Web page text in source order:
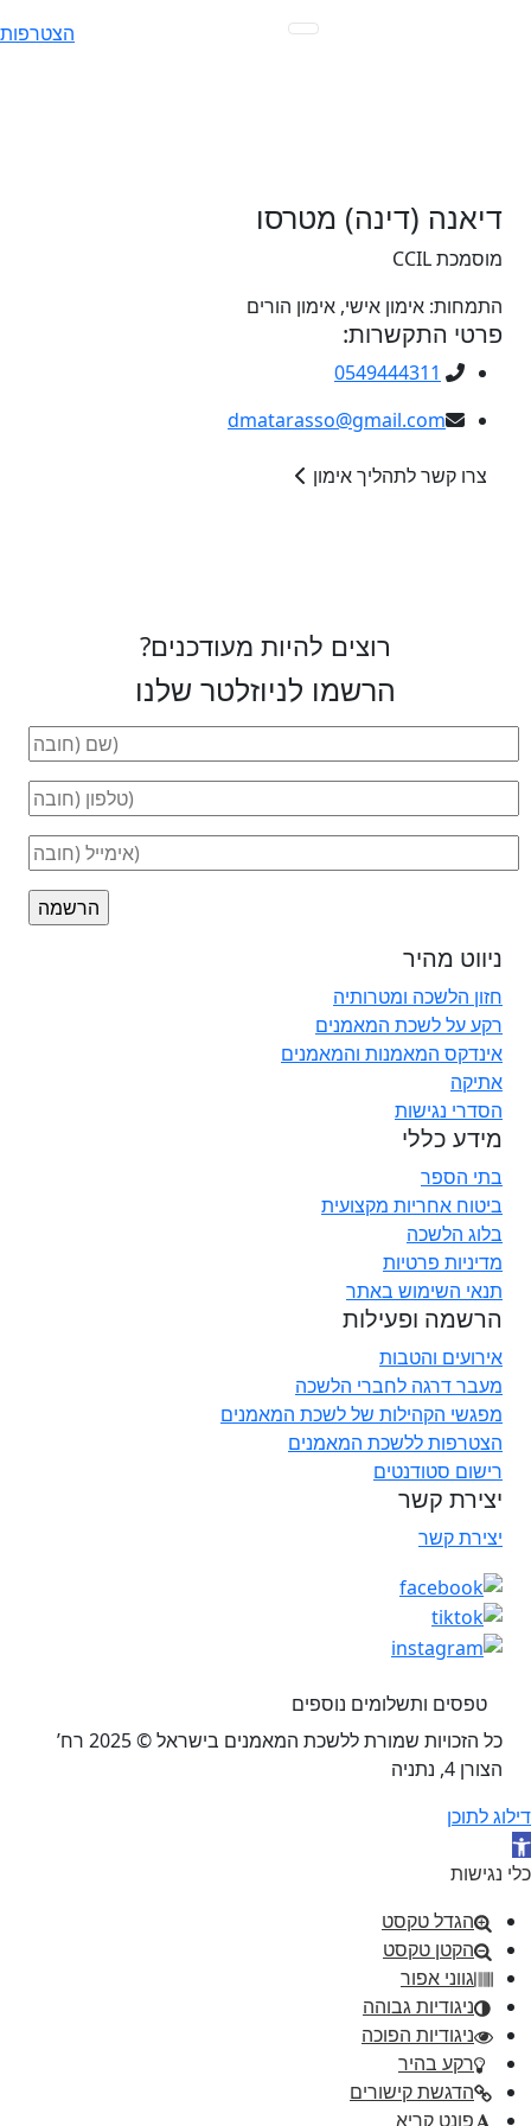
הצטרפות
דיאנה (דינה) מטרסו
מוסמכת CCIL
התמחות: אימון אישי, אימון הורים
פרטי התקשרות:
0549444311
dmatarasso@gmail.com
צרו קשר לתהליך אימון
רוצים להיות מעודכנים?
הרשמו לניוזלטר שלנו
ניווט מהיר
חזון הלשכה ומטרותיה
רקע על לשכת המאמנים
אינדקס המאמנות והמאמנים
אתיקה
הסדרי נגישות
מידע כללי
בתי הספר
ביטוח אחריות מקצועית
בלוג הלשכה
מדיניות פרטיות
תנאי השימוש באתר
הרשמה ופעילות
אירועים והטבות
מעבר דרגה לחברי הלשכה
מפגשי הקהילות של לשכת המאמנים
הצטרפות ללשכת המאמנים
רישום סטודנטים
יצירת קשר
יצירת קשר
טפסים ותשלומים נוספים
כל הזכויות שמורת ללשכת המאמנים בישראל © 2025 רח’
הצורן 4, נתניה
דילוג לתוכן
פתח סרגל נגישות
כלי נגישות
הגדל טקסט
הקטן טקסט
גווני אפור
ניגודיות גבוהה
ניגודיות הפוכה
רקע בהיר
הדגשת קישורים
פונט קריא